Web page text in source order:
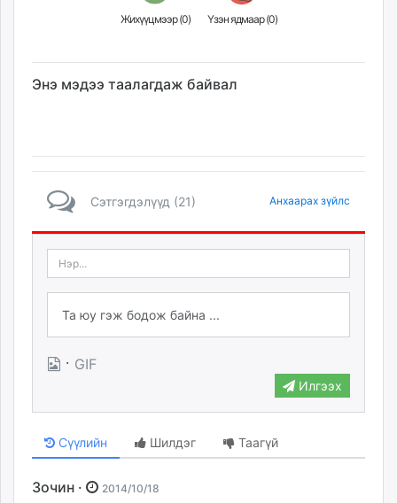
Жихүүцмээр (0) Үзэн ядмаар (0)
Энэ мэдээ таалагдаж байвал
Сэтгэгдэлүүд (21) Анхаарах зүйлс
· GIF
Илгээх
Сүүлийн Шилдэг Таагүй
Зочин · 2014/10/18